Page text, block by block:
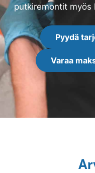
putkiremontit myös
Pyydä
Varaa